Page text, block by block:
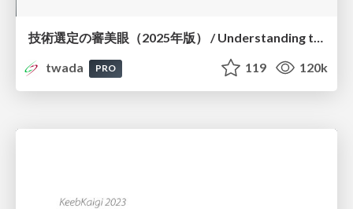
技術選定の審美眼（2025年版） / Understanding the Spiral of Technologies 2025 edition
twada
PRO 119 120k